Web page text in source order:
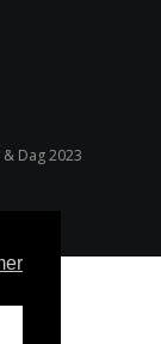
Dag 2023